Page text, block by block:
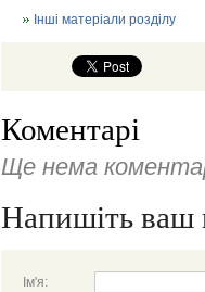
Інші матеріали розділу
Коментарі
Ще нема
Напишіть ваш
Ім'я: